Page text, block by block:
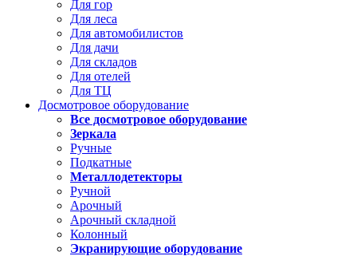
Для гор
Для леса
Для автомобилистов
Для дачи
Для складов
Для отелей
Для ТЦ
Досмотровое оборудование
Все досмотровое оборудование
Зеркала
Ручные
Подкатные
Металлодетекторы
Ручной
Арочный
Арочный складной
Колонный
Экранирующие оборудование